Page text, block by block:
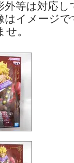
外等は対応
はイメージ
せ。